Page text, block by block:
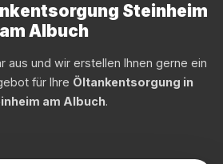
Steinheim
am Albuch
aus und wir erstellen Ihnen gerne ein
für Ihre Öltankentsorgung in
am Albuch.